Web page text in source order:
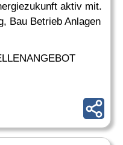
aktiv mit.
Bau Betrieb Anlagen